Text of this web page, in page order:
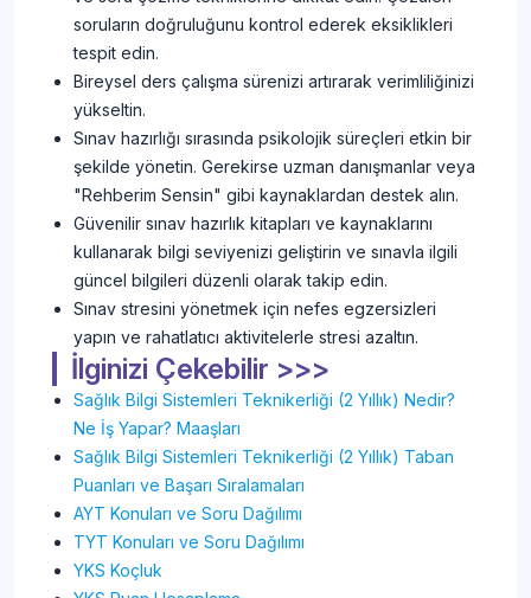
soruların doğruluğunu kontrol ederek eksiklikleri
tespit edin.
Bireysel ders çalışma sürenizi artırarak verimliliğinizi
yükseltin.
Sınav hazırlığı sırasında psikolojik süreçleri etkin bir
şekilde yönetin. Gerekirse uzman danışmanlar veya
"Rehberim Sensin" gibi kaynaklardan destek alın.
Güvenilir sınav hazırlık kitapları ve kaynaklarını
kullanarak bilgi seviyenizi geliştirin ve sınavla ilgili
güncel bilgileri düzenli olarak takip edin.
Sınav stresini yönetmek için nefes egzersizleri
yapın ve rahatlatıcı aktivitelerle stresi azaltın.
İlginizi Çekebilir >>>
Sağlık Bilgi Sistemleri Teknikerliği (2 Yıllık) Nedir?
Ne İş Yapar? Maaşları
Sağlık Bilgi Sistemleri Teknikerliği (2 Yıllık) Taban
Puanları ve Başarı Sıralamaları
AYT Konuları ve Soru Dağılımı
TYT Konuları ve Soru Dağılımı
YKS Koçluk